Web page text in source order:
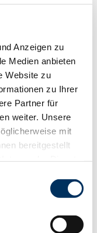
Anzeigen zu
Medien anbieten
Website zu
zu Ihrer
Partner für
weiter. Unsere
mit
bereitgestellt
nutzen.
108
132
120
115
102
102
116